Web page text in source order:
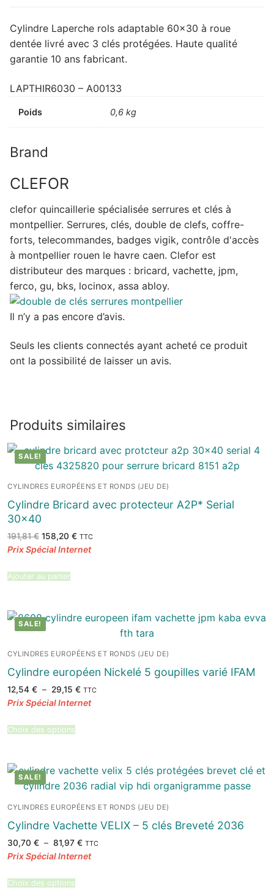
Cylindre Laperche rols adaptable 60×30 à roue
dentée livré avec 3 clés protégées. Haute qualité
garantie 10 ans fabricant.
LAPTHIR6030 – A00133
Poids 0,6 kg
Brand
CLEFOR
clefor quincaillerie spécialisée serrures et clés à
montpellier. Serrures, clés, double de clefs, coffre-
forts, telecommandes, badges vigik, contrôle d'accès
à montpellier rouen le havre caen. Clefor est
distributeur des marques : bricard, vachette, jpm,
ferco, gu, bks, locinox, assa abloy.
Il n’y a pas encore d’avis.
Seuls les clients connectés ayant acheté ce produit
ont la possibilité de laisser un avis.
Produits similaires
SALE!
CYLINDRES EUROPÉENS ET RONDS (JEU DE)
Cylindre Bricard avec protecteur A2P* Serial
30×40
191,81€ Le
prix
initial
158,20 €Le
actuel
TTC
Ajouter au panier
SALE!
CYLINDRES EUROPÉENS ET RONDS (JEU DE)
Cylindre européen Nickelé 5 goupilles varié IFAM
12,54 € – 29,15 €Plage
prix :
TTC
Choix des options
SALE!
CYLINDRES EUROPÉENS ET RONDS (JEU DE)
Cylindre Vachette VELIX – 5 clés Breveté 2036
30,70 € – 81,97 €Plage
prix :
TTC
Choix des options